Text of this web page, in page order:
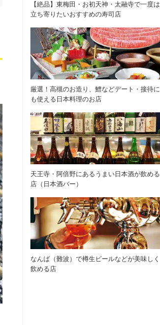
【絶品】東梅田・お初天神・太融寺で一度は
立ち寄りたいおすすめの寿司店
厳選！高槻のお造り、鱧などデート・接待に
も使える日本料理のお店
天王寺・阿倍野にあるうまい日本酒が飲める
店（日本酒バー）
なんば（難波）で樽生ビールなどが美味しく
飲める店